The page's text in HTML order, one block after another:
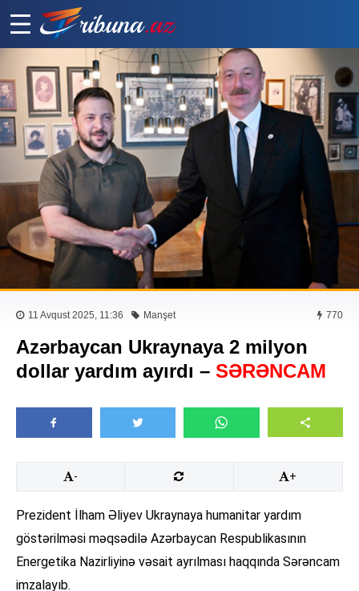
11 Avqust 2025, 11:36 Manşet 770
Azərbaycan Ukraynaya 2 milyon
dollar yardım ayırdı – SƏRƏNCAM
- +
Prezident İlham Əliyev Ukraynaya humanitar yardım
göstərilməsi məqsədilə Azərbaycan Respublikasının
Energetika Nazirliyinə vəsait ayrılması haqqında Sərəncam
imzalayıb.